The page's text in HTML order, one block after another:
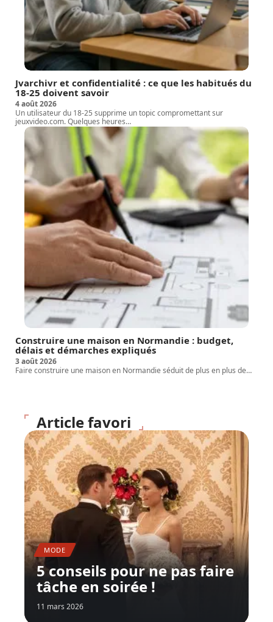
Jvarchivr et confidentialité : ce que les habitués du
18-25 doivent savoir
4 août 2026
Un utilisateur du 18-25 supprime un topic compromettant sur
jeuxvideo.com. Quelques heures…
Construire une maison en Normandie : budget,
délais et démarches expliqués
3 août 2026
Faire construire une maison en Normandie séduit de plus en plus de…
Article favori
MODE
5 conseils pour ne pas faire
tâche en soirée !
11 mars 2026